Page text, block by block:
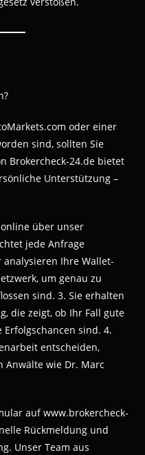
oder einer
sind, sollten Sie
Brokercheck-24.de bietet
Unterstützung –
über unser
jede Anfrage
analysieren Ihre Wallet-
um genau zu
sind. 3. Sie erhalten
die zeigt, ob Ihr Fall gute
sind. 4.
entscheiden,
Anwälte wie Dr. Marc
auf www.brokercheck-
Rückmeldung und
Unser Team aus